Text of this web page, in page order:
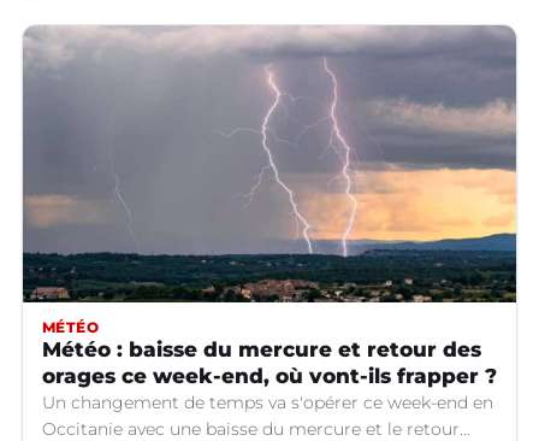
MÉTÉO
Météo : baisse du mercure et retour des
orages ce week-end, où vont-ils frapper ?
Un changement de temps va s'opérer ce week-end en
Occitanie avec une baisse du mercure et le retour